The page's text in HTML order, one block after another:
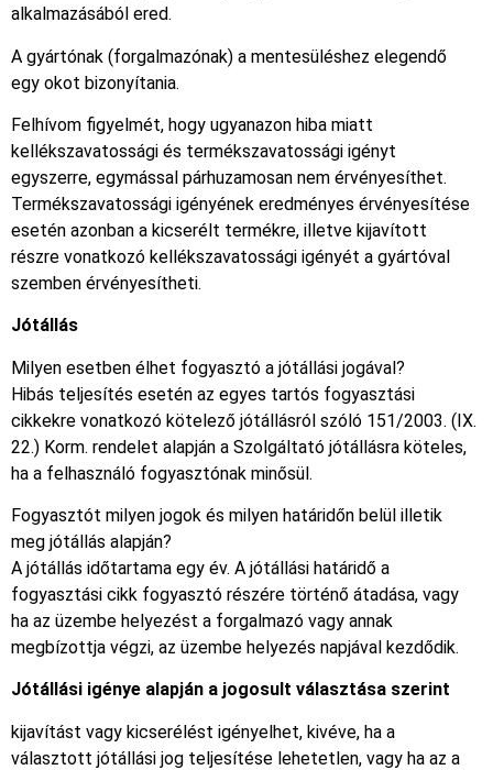
alkalmazásából ered.
A gyártónak (forgalmazónak) a mentesüléshez elegendő
egy okot bizonyítania.
Felhívom figyelmét, hogy ugyanazon hiba miatt
kellékszavatossági és termékszavatossági igényt
egyszerre, egymással párhuzamosan nem érvényesíthet.
Termékszavatossági igényének eredményes érvényesítése
esetén azonban a kicserélt termékre, illetve kijavított
részre vonatkozó kellékszavatossági igényét a gyártóval
szemben érvényesítheti.
Jótállás
Milyen esetben élhet fogyasztó a jótállási jogával?
Hibás teljesítés esetén az egyes tartós fogyasztási
cikkekre vonatkozó kötelező jótállásról szóló 151/2003. (IX.
22.) Korm. rendelet alapján a Szolgáltató jótállásra köteles,
ha a felhasználó fogyasztónak minősül.
Fogyasztót milyen jogok és milyen határidőn belül illetik
meg jótállás alapján?
A jótállás időtartama egy év. A jótállási határidő a
fogyasztási cikk fogyasztó részére történő átadása, vagy
ha az üzembe helyezést a forgalmazó vagy annak
megbízottja végzi, az üzembe helyezés napjával kezdődik.
Jótállási igénye alapján a jogosult választása szerint
kijavítást vagy kicserélést igényelhet, kivéve, ha a
választott jótállási jog teljesítése lehetetlen, vagy ha az a